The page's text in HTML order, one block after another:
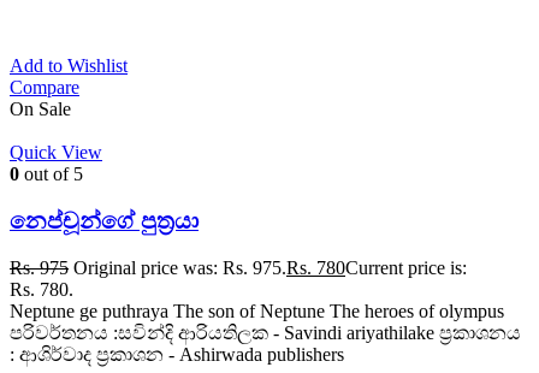
Add to Wishlist
Compare
On Sale
Quick View
0 out of 5
නෙප්චූන්ගේ පුත්‍රයා
Rs.975 Original price was: Rs. 975.Rs. 780Current price is:
Rs. 780.
Neptune ge puthraya The son of Neptune The heroes of olympus
පරිවර්තනය :සවින්දි ආරියතිලක - Savindi ariyathilake ප්‍රකාශනය
: ආශිර්වාද ප්‍රකාශන - Ashirwada publishers